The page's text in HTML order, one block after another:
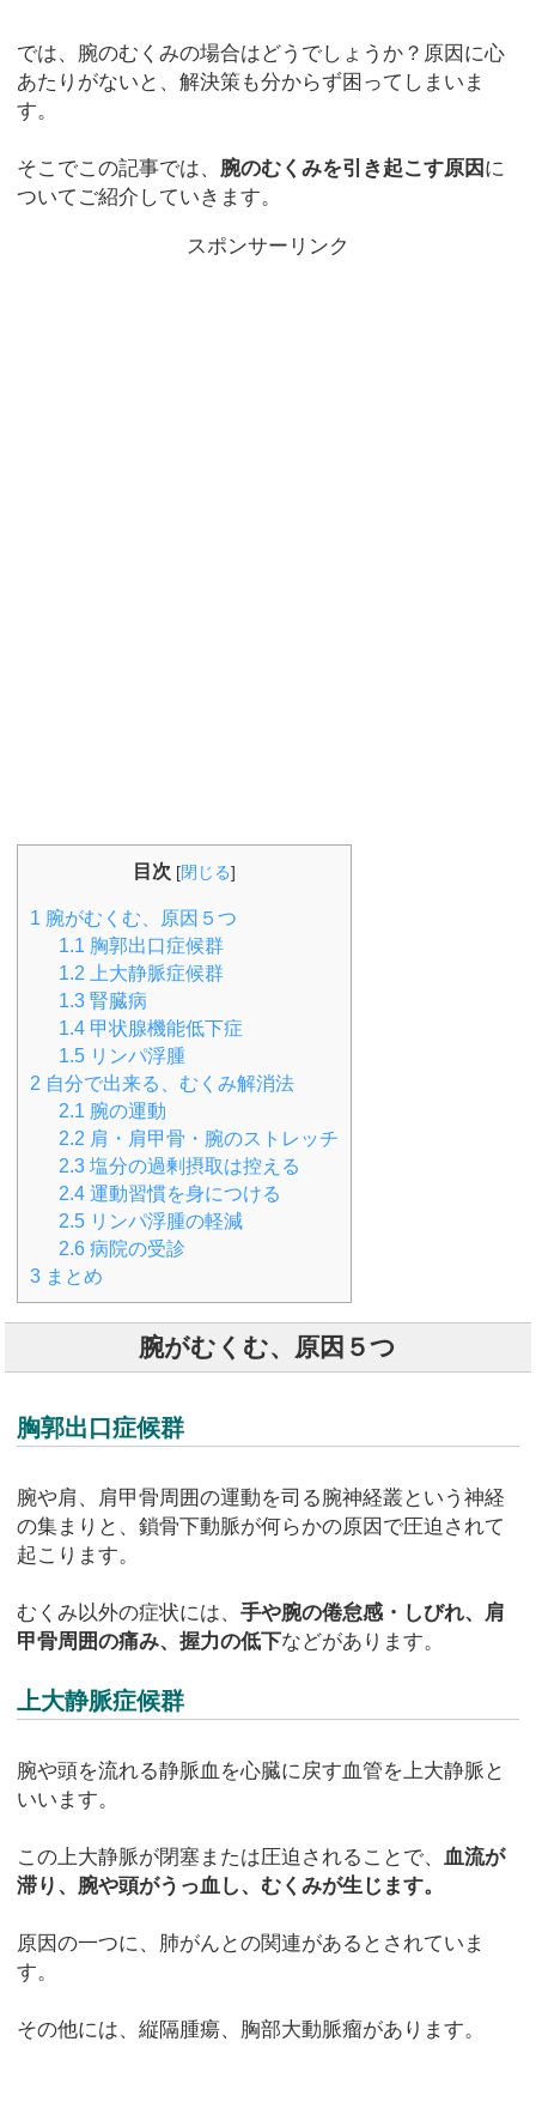
では、腕のむくみの場合はどうでしょうか？原因に心
あたりがないと、解決策も分からず困ってしまいま
す。
そこでこの記事では、 腕のむくみを引き起こす原因 に
ついてご紹介していきます。
スポンサーリンク
目次 [閉じる]
1 腕がむくむ、原因５つ
1.1 胸郭出口症候群
1.2 上大静脈症候群
1.3腎臓病
1.4甲状腺機能低下症
1.5リンパ浮腫
2 自分で出来る、むくみ解消法
2.1 腕の運動
2.2 肩・肩甲骨・腕のストレッチ
2.3塩分の過剰摂取は控える
2.4運動習慣を身につける
2.5リンパ浮腫の軽減
2.6病院の受診
3 まとめ
腕がむくむ、原因５つ
胸郭出口症候群
腕や肩、肩甲骨周囲の運動を司る腕神経叢という神経
の集まりと、鎖骨下動脈が何らかの原因で圧迫されて
起こります。
むくみ以外の症状には、手や腕の倦怠感・しびれ、肩
甲骨周囲の痛み、握力の低下などがあります。
上大静脈症候群
腕や頭を流れる静脈血を心臓に戻す血管を上大静脈と
いいます。
この上大静脈が閉塞または圧迫されることで、 血流が
滞り、腕や頭がうっ血し、むくみが生じます。
原因の一つに、肺がんとの関連があるとされていま
す。
その他には、縦隔腫瘍、胸部大動脈瘤があります。